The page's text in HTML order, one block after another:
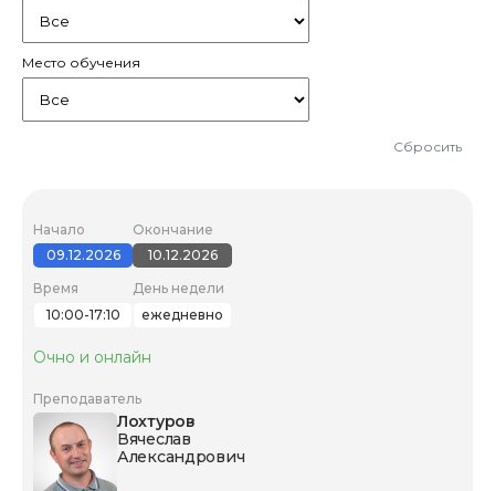
Место обучения
Сбросить
Начало
09.12.2026
Окончание
10.12.2026
Время
10:00-17:10
День недели
ежедневно
Очно и онлайн
Преподаватель
Лохтуров
Вячеслав
Александрович